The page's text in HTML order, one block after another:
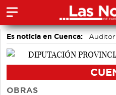
Es noticia en Cuenca:
OBRAS